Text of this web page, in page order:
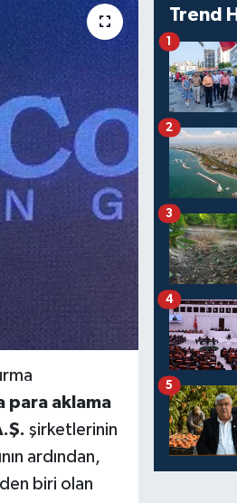
para aklama
şirketlerinin
ardından,
biri olan
Trend
1
2
3
4
5